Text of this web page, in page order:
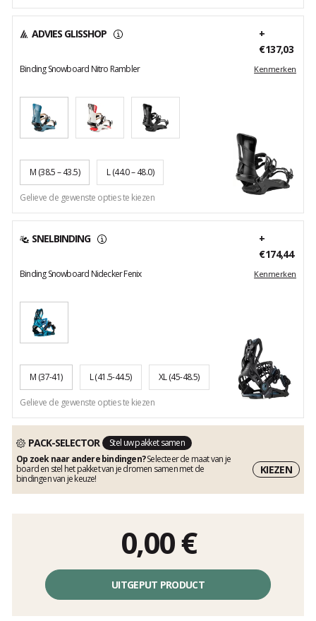
ADVIES GLISSHOP
+
€137,03
Binding Snowboard Nitro Rambler Kenmerken
M (38.5 – 43.5) L(44.0 – 48.0)
Gelieve de gewenste opties te kiezen
SNELBINDING
+
€174,44
Binding Snowboard Nidecker Fenix Kenmerken
M (37-41) L(41.5-44.5) XL(45-48.5)
Gelieve de gewenste opties te kiezen
PACK-SELECTOR
Stel uw pakket samen
Op zoek naar andere bindingen?Selecteer de maat van je
board en stel het pakket van je dromen samen met de
bindingen van je keuze!
KIEZEN
0,00€
UITGEPUT PRODUCT